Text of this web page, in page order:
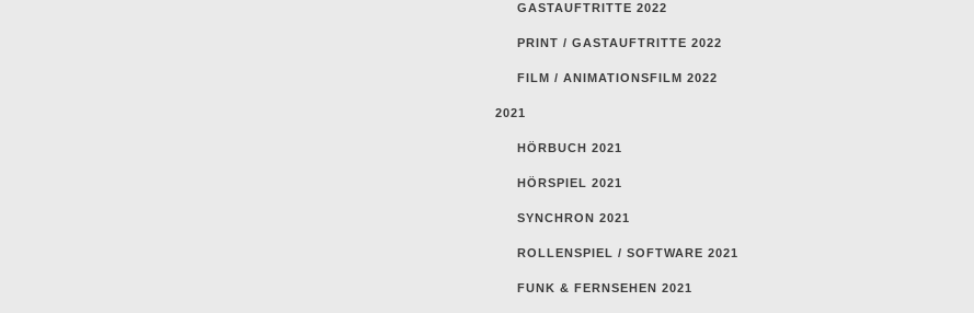
GASTAUFTRITTE 2022
PRINT / GASTAUFTRITTE 2022
FILM / ANIMATIONSFILM 2022
2021
HÖRBUCH 2021
HÖRSPIEL 2021
SYNCHRON 2021
ROLLENSPIEL / SOFTWARE 2021
FUNK & FERNSEHEN 2021